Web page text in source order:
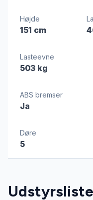
Højde
151 cm
Lasteevne
503 kg
ABS bremser
Ja
Døre
5
Udstyrsliste